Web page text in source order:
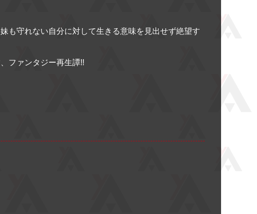
も守れない自分に対して生きる意味を見出せず絶望す
ファンタジー再生譚!!